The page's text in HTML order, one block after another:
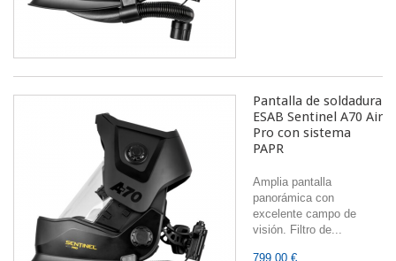
Pantalla de soldadura
ESAB Sentinel A70 Air
Pro con sistema
PAPR
Amplia pantalla
panorámica con
excelente campo de
visión. Filtro de...
799,00 €